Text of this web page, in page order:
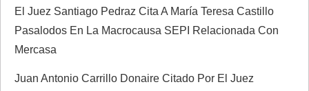
El Juez Santiago Pedraz Cita A María Teresa Castillo
Pasalodos En La Macrocausa SEPI Relacionada Con
Mercasa
Juan Antonio Carrillo Donaire Citado Por El Juez